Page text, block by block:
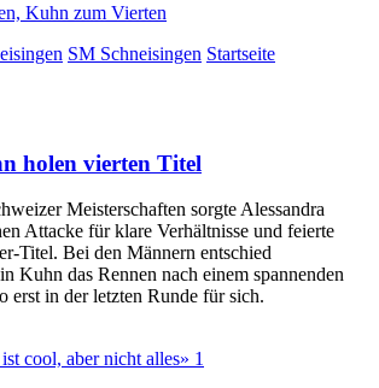
SM Schneisingen Startseite
holen vierten Titel
Meisterschaften sorgte Alessandra
Attacke für klare Verhältnisse und feierte
Titel. Bei den Männern entschied
Kuhn das Rennen nach einem spannenden
in der letzten Runde für sich.